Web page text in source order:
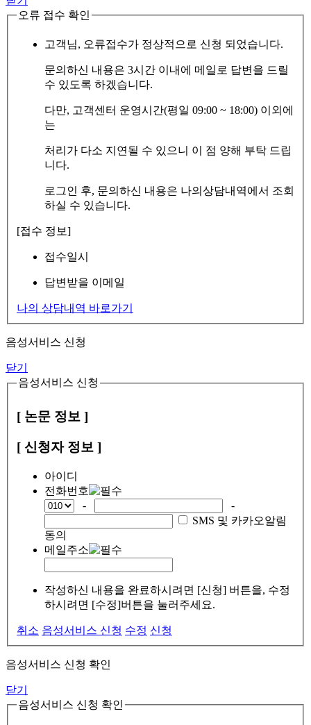
오류 접수 확인
고객님, 오류접수가 정상적으로 신청 되었습니다.
문의하신 내용은 3시간 이내에 메일로 답변을 드릴
수 있도록 하겠습니다.
다만, 고객센터 운영시간(평일 09:00 ~ 18:00) 이외에
는
처리가 다소 지연될 수 있으니 이 점 양해 부탁 드립
니다.
로그인 후, 문의하신 내용은 나의상담내역에서 조회
하실 수 있습니다.
[접수 정보]
접수일시
답변받을 이메일
나의 상담내역 바로가기
음성서비스 신청
닫기
음성서비스 신청
[ 논문 정보 ]
[ 신청자 정보 ]
아이디
전화번호
-
-
SMS 및 카카오알림
동의
메일주소
작성하신 내용을 완료하시려면 [신청] 버튼을, 수정
하시려면 [수정]버튼을 눌러주세요.
취소 음성서비스 신청 수정 신청
음성서비스 신청 확인
닫기
음성서비스 신청 확인